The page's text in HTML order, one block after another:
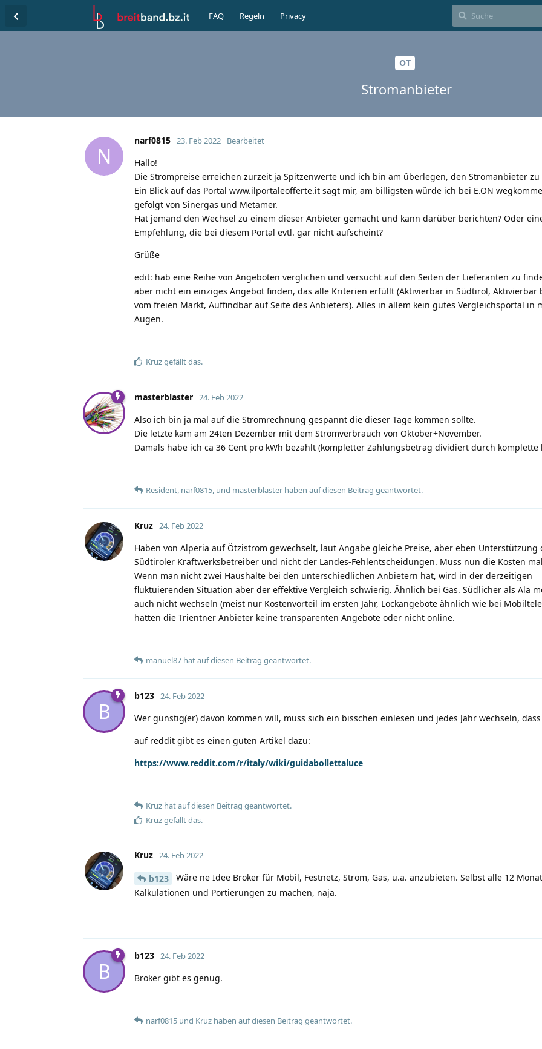
FAQ Regeln Privacy
OT
Stromanbieter
N
narf0815 23. Feb 2022 Bearbeitet
Hallo!
Die Strompreise erreichen zurzeit ja Spitzenwerte und ich bin am überlegen, den Stromanbieter zu
Ein Blick auf das Portal www.ilportaleofferte.it sagt mir, am billigsten würde ich bei E.ON
gefolgt von Sinergas und Metamer.
Hat jemand den Wechsel zu einem dieser Anbieter gemacht und kann darüber berichten? Oder
Empfehlung, die bei diesem Portal evtl. gar nicht aufscheint?
Grüße
edit: hab eine Reihe von Angeboten verglichen und versucht auf den Seiten der Lieferanten zu
aber nicht ein einziges Angebot finden, das alle Kriterien erfüllt (Aktivierbar in Südtirol, Aktivierbar
vom freien Markt, Auffindbar auf Seite des Anbieters). Alles in allem kein gutes Vergleichsportal in
Augen.
Kruzgefällt das.
masterblaster 24. Feb 2022
Also ich bin ja mal auf die Stromrechnung gespannt die dieser Tage kommen sollte.
Die letzte kam am 24ten Dezember mit dem Stromverbrauch von Oktober+November.
Damals habe ich ca 36 Cent pro kWh bezahlt (kompletter Zahlungsbetrag dividiert durch komplette
Resident, narf0815, und masterblaster haben auf diesen Beitrag geantwortet.
Kruz 24. Feb 2022
Haben von Alperia auf Ötzistrom gewechselt, laut Angabe gleiche Preise, aber eben Unterstützung
Südtiroler Kraftwerksbetreiber und nicht der Landes-Fehlentscheidungen. Muss nun die Kosten
Wenn man nicht zwei Haushalte bei den unterschiedlichen Anbietern hat, wird in der derzeitigen
fluktuierenden Situation aber der effektive Vergleich schwierig. Ähnlich bei Gas. Südlicher als Ala
auch nicht wechseln (meist nur Kostenvorteil im ersten Jahr, Lockangebote ähnlich wie bei
hatten die Trientner Anbieter keine transparenten Angebote oder nicht online.
manuel87 hatauf diesen Beitrag geantwortet.
B
b123 24. Feb 2022
Wer günstig(er) davon kommen will, muss sich ein bisschen einlesen und jedes Jahr wechseln,
auf reddit gibt es einen guten Artikel dazu:
https://www.reddit.com/r/italy/wiki/guidabollettaluce
Kruz hatauf diesen Beitrag geantwortet.
Kruzgefällt das.
Kruz 24. Feb 2022
b123
Wäre ne Idee Broker für Mobil, Festnetz, Strom, Gas, u.a. anzubieten. Selbst alle 12
Kalkulationen und Portierungen zu machen, naja.
B
b123 24. Feb 2022
Broker gibt es genug.
narf0815 und Kruz haben auf diesen Beitrag geantwortet.